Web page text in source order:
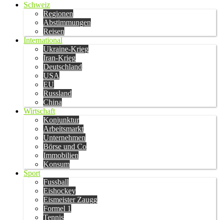
Schweiz
Regionen
Abstimmungen
Reisen
International
Ukraine-Krieg
Iran-Krieg
Deutschland
USA
EU
Russland
China
Wirtschaft
Konjunktur
Arbeitsmarkt
Unternehmen
Börse und Co
Immobilien
Konsum
Sport
Fussball
Eishockey
Eismeister Zaugg
Formel 1
Tennis